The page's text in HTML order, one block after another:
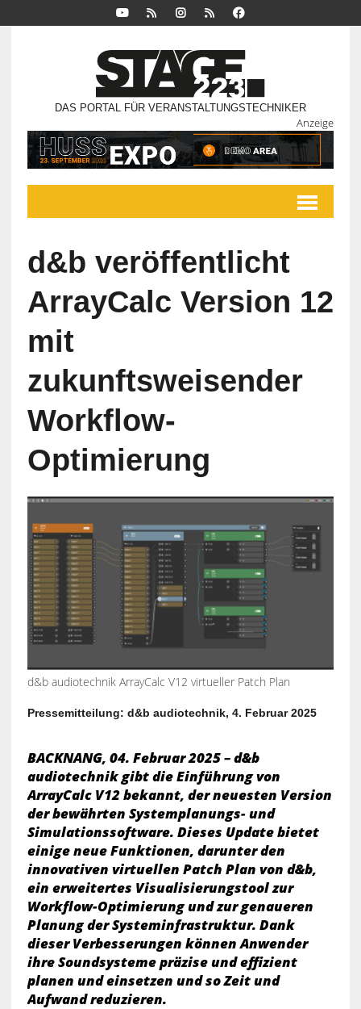
DAS PORTAL FÜR VERANSTALTUNGSTECHNIKER
Anzeige
d&b veröffentlicht
ArrayCalc Version 12
mit
zukunftsweisender
Workflow-
Optimierung
d&b audiotechnik ArrayCalc V12 virtueller Patch Plan
Pressemitteilung: d&b audiotechnik, 4. Februar 2025
BACKNANG, 04. Februar 2025 – d&b
audiotechnik gibt die Einführung von
ArrayCalc V12 bekannt, der neuesten Version
der bewährten Systemplanungs- und
Simulationssoftware. Dieses Update bietet
einige neue Funktionen, darunter den
innovativen virtuellen Patch Plan von d&b,
ein erweitertes Visualisierungstool zur
Workflow-Optimierung und zur genaueren
Planung der Systeminfrastruktur. Dank
dieser Verbesserungen können Anwender
ihre Soundsysteme präzise und effizient
planen und einsetzen und so Zeit und
Aufwand reduzieren.